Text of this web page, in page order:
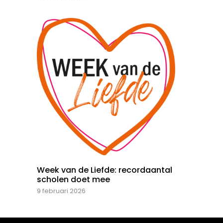
Week van de Liefde: recordaantal
scholen doet mee
9 februari 2026